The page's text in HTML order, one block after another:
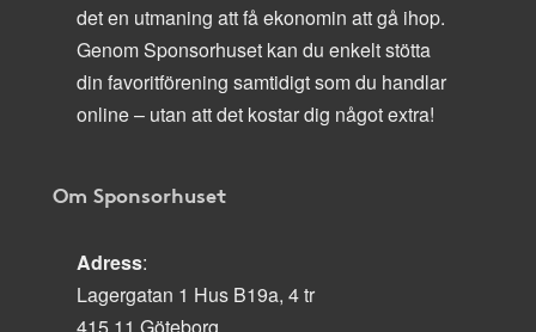
det en utmaning att få ekonomin att gå ihop.
Genom Sponsorhuset kan du enkelt stötta
din favoritförening samtidigt som du handlar
online – utan att det kostar dig något extra!
Om Sponsorhuset
Adress:
Lagergatan 1 Hus B19a, 4 tr